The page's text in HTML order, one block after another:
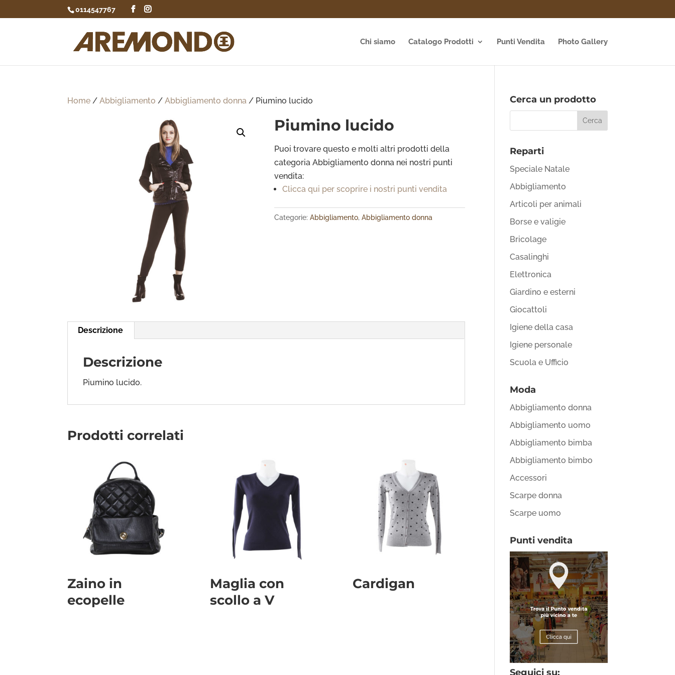
0114547767
Chi siamo Catalogo Prodotti Punti Vendita Photo Gallery
Home /Abbigliamento /Abbigliamento donna / Piumino lucido
Piumino lucido
Puoi trovare questo e molti altri prodotti della
categoria Abbigliamento donna nei nostri punti
vendita:
Clicca qui per scoprire i nostri punti vendita
Categorie:Abbigliamento,Abbigliamento donna
Descrizione
Descrizione
Piumino lucido.
Prodotti correlati
Zaino in
ecopelle
Maglia con
scollo a V
Cardigan
Cerca un prodotto
Reparti
Speciale Natale
Abbigliamento
Articoli per animali
Borse e valigie
Bricolage
Casalinghi
Elettronica
Giardino e esterni
Giocattoli
Igiene della casa
Igiene personale
Scuola e Ufficio
Moda
Abbigliamento donna
Abbigliamento uomo
Abbigliamento bimba
Abbigliamento bimbo
Accessori
Scarpe donna
Scarpe uomo
Punti vendita
Seguici su: